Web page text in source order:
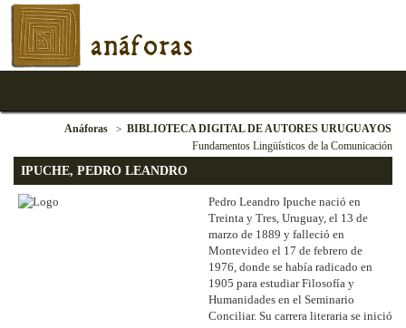
anáforas
Anáforas
BIBLIOTECA DIGITAL DE AUTORES URUGUAYOS
Fundamentos Lingüísticos de la Comunicación
IPUCHE, PEDRO LEANDRO
Pedro Leandro Ipuche nació en
Treinta y Tres, Uruguay, el 13 de
marzo de 1889 y falleció en
Montevideo el 17 de febrero de
1976, donde se había radicado en
1905 para estudiar Filosofía y
Humanidades en el Seminario
Conciliar. Su carrera literaria se inició